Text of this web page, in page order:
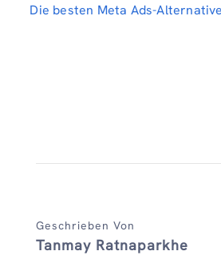
Die besten Meta Ads-
Geschrieben Von
Tanmay Ratnaparkhe